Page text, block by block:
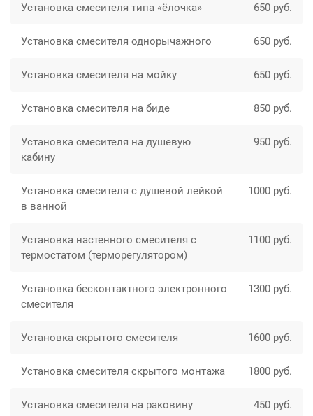
Установка смесителя типа «ёлочка» 650 руб.
Установка смесителя однорычажного 650 руб.
Установка смесителя на мойку 650 руб.
Установка смесителя на биде 850 руб.
Установка смесителя на душевую
кабину
950 руб.
Установка смесителя с душевой лейкой
в ванной
1000 руб.
Установка настенного смесителя с
термостатом (терморегулятором)
1100 руб.
Установка бесконтактного электронного
смесителя
1300 руб.
Установка скрытого смесителя 1600 руб.
Установка смесителя скрытого монтажа 1800 руб.
Установка смесителя на раковину 450 руб.